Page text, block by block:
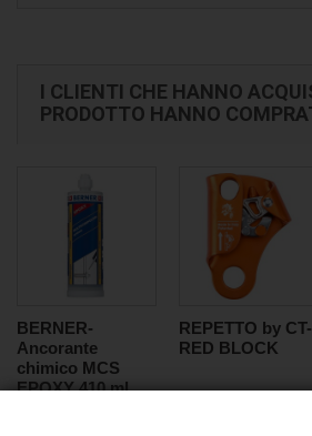
I CLIENTI CHE HANNO
PRODOTTO HANNO
BERNER-
Ancorante
chimico MCS
EPOXY 410 ml.
REPETTO by CT-
RED BLOCK